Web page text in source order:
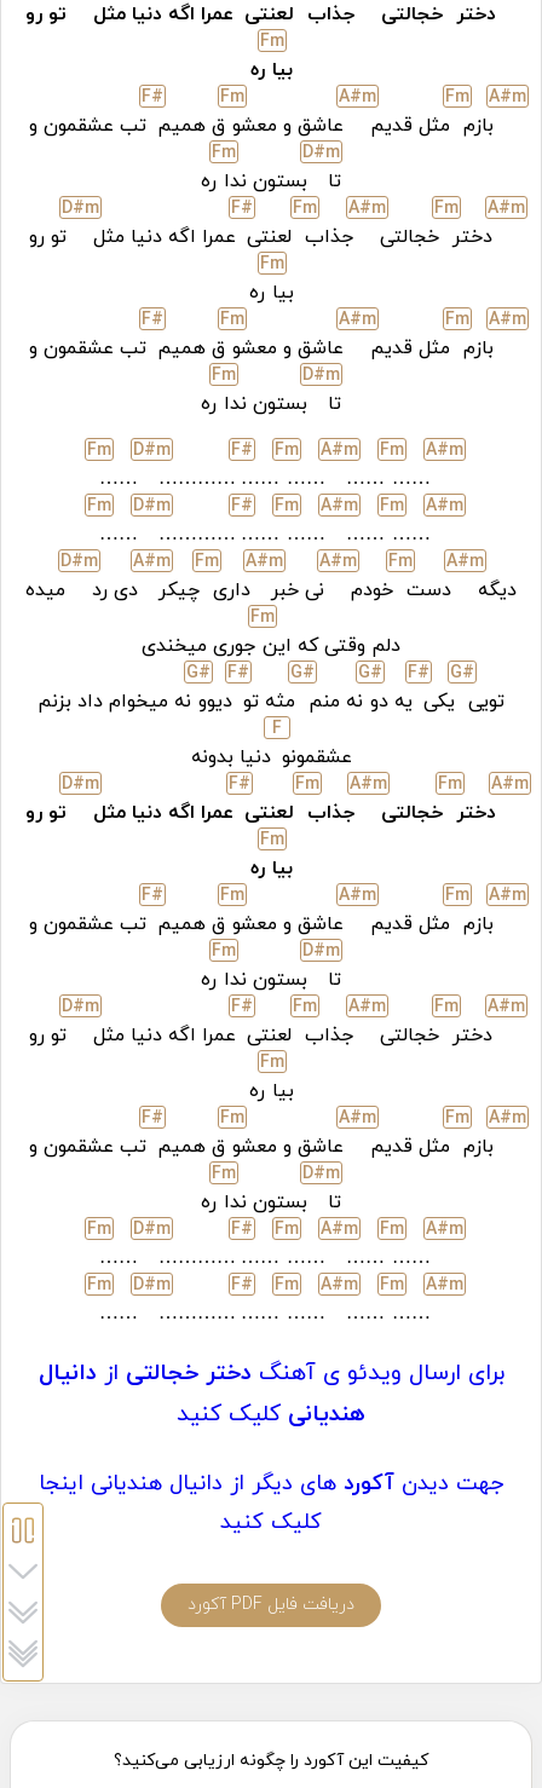
دختر خجالتی جذاب لعنتی عمرا اگه دنیا مثل تو رو
بیا
Fm
ره
A#m
بازم
Fm
مثل قدیم
A#m
عاشق و معشو
Fm
ق همیم
F#
تب عشقمون و
تا
D#m
بستون ندا
Fm
ره
A#m
دختر
Fm
خجالتی
A#m
جذاب
Fm
لعنتی
F#
عمرا اگه دنیا مثل
D#m
تو رو
بیا
Fm
ره
A#m
بازم
Fm
مثل قدیم
A#m
عاشق و معشو
Fm
ق همیم
F#
تب عشقمون و
تا
D#m
بستون ندا
Fm
ره
A#m
……
Fm
……
A#m
……
Fm
……
F#
…………
D#m
……
Fm
A#m
……
Fm
……
A#m
……
Fm
……
F#
…………
D#m
……
Fm
دیگه
A#m
دست
Fm
خودم
A#m
نی خبر
A#m
داری
Fm
چیکر
A#m
دی رد
D#m
میده
دلم وقتی که این
Fm
جوری میخندی
تویی
G#
یکی
F#
یه دو
G#
نه منم
G#
مثه تو
F#
دیوو
G#
نه میخوام داد بزنم
عشقمونو
F
دنیا بدونه
A#m
دختر
Fm
خجالتی
A#m
جذاب
Fm
لعنتی
F#
عمرا اگه دنیا مثل
D#m
تو رو
بیا
Fm
ره
A#m
بازم
Fm
مثل قدیم
A#m
عاشق و معشو
Fm
ق همیم
F#
تب عشقمون و
تا
D#m
بستون ندا
Fm
ره
A#m
دختر
Fm
خجالتی
A#m
جذاب
Fm
لعنتی
F#
عمرا اگه دنیا مثل
D#m
تو رو
بیا
Fm
ره
A#m
بازم
Fm
مثل قدیم
A#m
عاشق و معشو
Fm
ق همیم
F#
تب عشقمون و
تا
D#m
بستون ندا
Fm
ره
A#m
……
Fm
……
A#m
……
Fm
……
F#
…………
D#m
……
Fm
A#m
……
Fm
……
A#m
……
Fm
……
F#
…………
D#m
……
Fm
برای ارسال ویدئو ی آهنگ دختر خجالتی از دانیال
هندیانی کلیک کنید
جهت دیدن آکورد های دیگر از دانیال هندیانی اینجا
کلیک کنید
دریافت فایل PDF آکورد